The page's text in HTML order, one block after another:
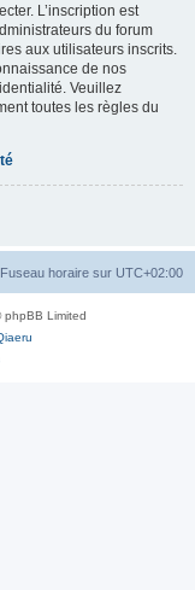
L’inscription est
du forum
aux utilisateurs inscrits.
de nos
Veuillez
toutes les règles du
Fuseau horaire sur UTC+02:00
Limited